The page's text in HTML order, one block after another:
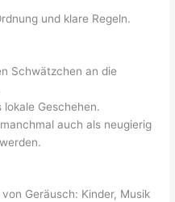
und klare Regeln.
Schwätzchen an die
Geschehen.
auch als neugierig
Geräusch: Kinder, Musik